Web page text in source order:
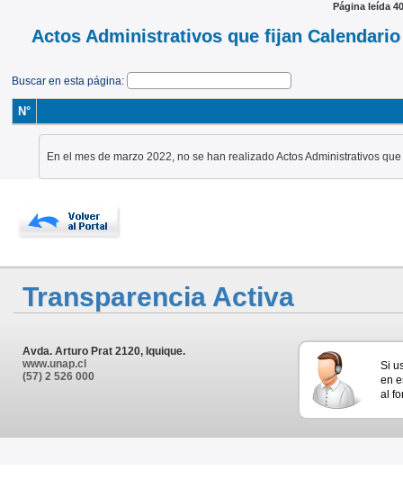
Página leída
Actos Administrativos que fijan
Buscar en esta página:
N°
En el mes de marzo 2022, no se han realizado Actos Administrativos
Transparencia Activa
Avda. Arturo Prat 2120, Iquique.
www.unap.cl
(57) 2 526 000
Si
en
al